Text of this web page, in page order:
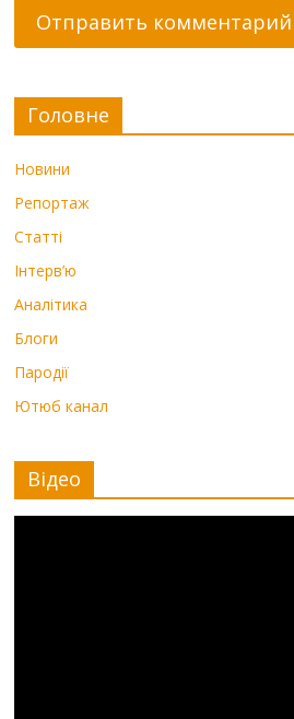
Головне
Новини
Репортаж
Статті
Інтерв’ю
Аналітика
Блоги
Пародії
Ютюб канал
Відео